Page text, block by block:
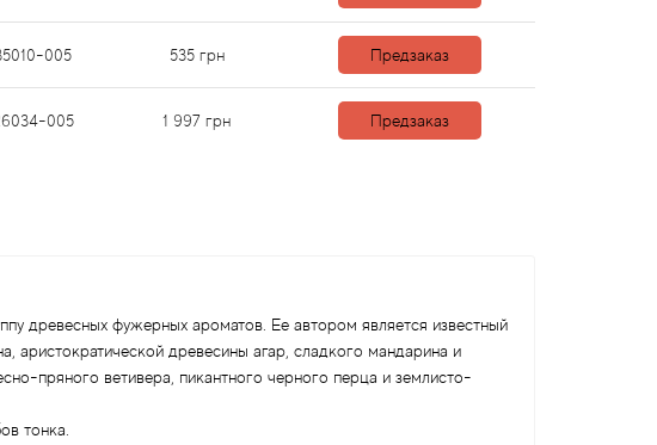
005 535 грн Предзаказ
005 1 997 грн Предзаказ
древесных фужерных ароматов. Ее автором является известный
аристократической древесины агар, сладкого мандарина и
пряного ветивера, пикантного черного перца и землисто-
тонка.